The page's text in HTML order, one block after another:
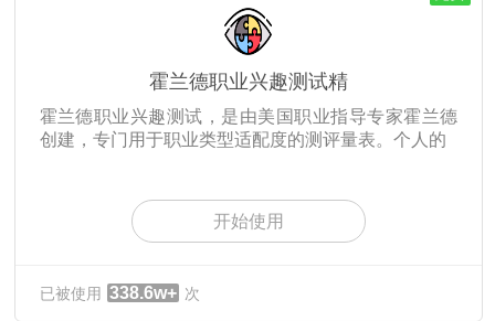
霍兰德职业兴趣测试精
霍兰德职业兴趣测试，是由美国职业指导专家霍兰德
创建，专门用于职业类型适配度的测评量表。个人的
开始使用
已被使用 338.6w+ 次